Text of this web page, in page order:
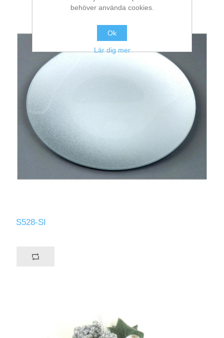
S528-SI
behöver använda cookies.
Ok
Lär dig mer